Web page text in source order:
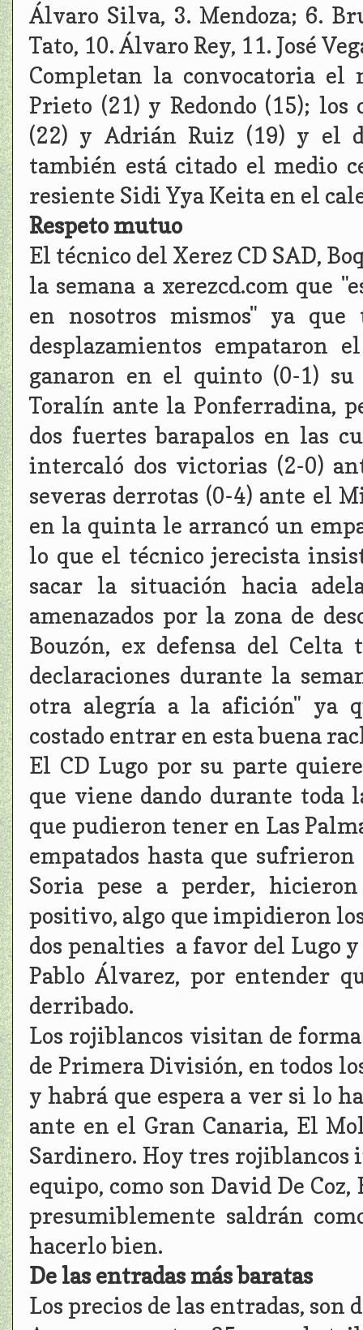
Álvaro Silva, 3. Mendoza; 6.
Tato, 10. Álvaro Rey, 11. José
Completan la convocatoria el
Prieto (21) y Redondo (15); los
(22) y Adrián Ruiz (19) y el
también está citado el medio
resiente Sidi Yya Keita en el
Respeto mutuo
El técnico del Xerez CD SAD,
la semana a xerezcd.com que
en nosotros mismos" ya
desplazamientos empataron
ganaron en el quinto (0-1)
Toralín ante la Ponferradina,
dos fuertes barapalos en las
intercaló dos victorias (2-0)
severas derrotas (0-4) ante el
en la quinta le arrancó un
lo que el técnico jerecista
sacar la situación hacia
amenazados por la zona de
Bouzón, ex defensa del
declaraciones durante la
otra alegría a la afición" ya
costado entrar en esta buena
El CD Lugo por su parte
que viene dando durante toda
que pudieron tener en Las
empatados hasta que
Soria pese a perder,
positivo, algo que impidieron
dos penalties a favor del Lugo
Pablo Álvarez, por entender
derribado.
Los rojiblancos visitan de
de Primera División, en todos
y habrá que espera a ver si lo
ante en el Gran Canaria, El
Sardinero. Hoy tres
equipo, como son David De
presumiblemente saldrán
hacerlo bien.
De las entradas más baratas
Los precios de las entradas, son